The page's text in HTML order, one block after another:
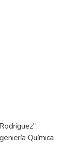
Química